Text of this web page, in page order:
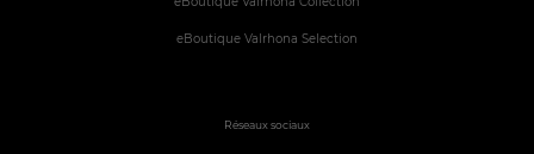
eBoutique Valrhona Selection
Réseaux sociaux